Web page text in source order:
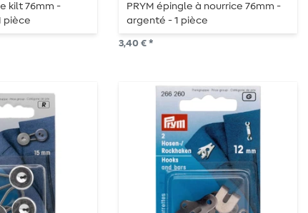
kilt 76mm -
pièce
PRYM épingle à nourrice 76mm -
argenté - 1 pièce
3,40 € *